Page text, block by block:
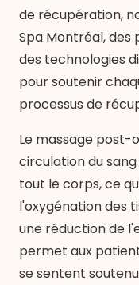
de récupération,
Spa Montréal, des
des technologies
pour soutenir
processus de
Le massage
circulation du
tout le corps, ce
l'oxygénation des
une réduction de
permet aux
se sentent